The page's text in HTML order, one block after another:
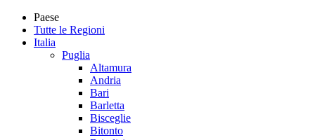
Paese
Tutte le Regioni
Italia
Puglia
Altamura
Andria
Bari
Barletta
Bisceglie
Bitonto